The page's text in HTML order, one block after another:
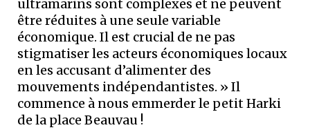
ultramarins sont complexes et ne peuvent
être réduites à une seule variable
économique. Il est crucial de ne pas
stigmatiser les acteurs économiques locaux
en les accusant d’alimenter des
mouvements indépendantistes. » Il
commence à nous emmerder le petit Harki
de la place Beauvau !